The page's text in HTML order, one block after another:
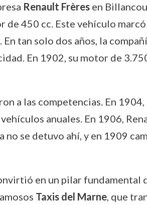
Renault Frèresen
de 450 cc. Este vehículo
tan solo dos años, la
En 1902, su motor de
a las competencias. En
anuales. En 1906,
se detuvo ahí, y en 1909
en un pilar
Taxis del Marne, que